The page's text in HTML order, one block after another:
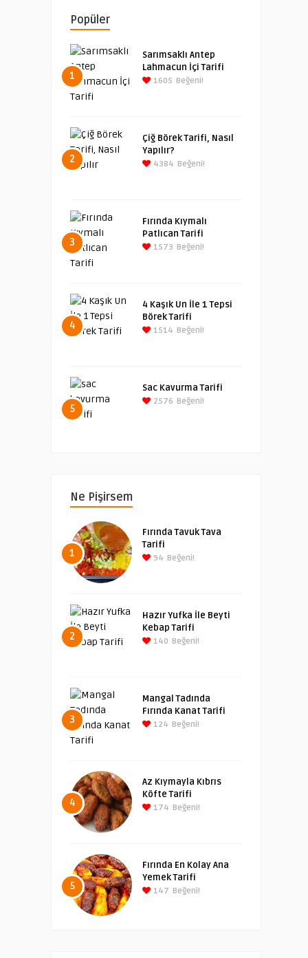
Popüler
1
Sarımsaklı Antep
Lahmacun İçi Tarifi
1605 Beğeni!
2
Çiğ Börek Tarifi, Nasıl
Yapılır?
4384 Beğeni!
3
Fırında Kıymalı
Patlıcan Tarifi
1573 Beğeni!
4
4 Kaşık Un İle 1 Tepsi
Börek Tarifi
1514 Beğeni!
5
Sac Kavurma Tarifi
2576 Beğeni!
Ne Pişirsem
1
Fırında Tavuk Tava
Tarifi
94 Beğeni!
2
Hazır Yufka İle Beyti
Kebap Tarifi
140 Beğeni!
3
Mangal Tadında
Fırında Kanat Tarifi
124 Beğeni!
4
Az Kıymayla Kıbrıs
Köfte Tarifi
174 Beğeni!
5
Fırında En Kolay Ana
Yemek Tarifi
147 Beğeni!